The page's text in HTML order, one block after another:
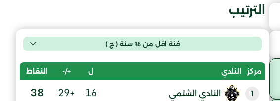
الترتيب
فئة اقل من 18 سنة ( ج )
مركز النادي ل +/- النقاط
1 النادي الشتمي 16
+29
38